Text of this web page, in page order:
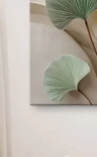
Prémium
Ft
Élénk,
Fakulásálló
✓Biztonságos,